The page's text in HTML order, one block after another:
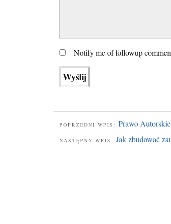
Notify me of followup
POPRZEDNI WPIS: Prawo
NASTĘPNY WPIS: Jak zbudować